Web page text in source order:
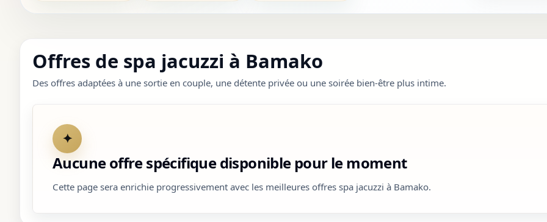
Offres de spa jacuzzi à Bamako
Des offres adaptées à une sortie en couple, une détente privée ou une soirée bien-être plus intime.
✦
Aucune offre spécifique disponible pour le moment
Cette page sera enrichie progressivement avec les meilleures offres spa jacuzzi à Bamako.